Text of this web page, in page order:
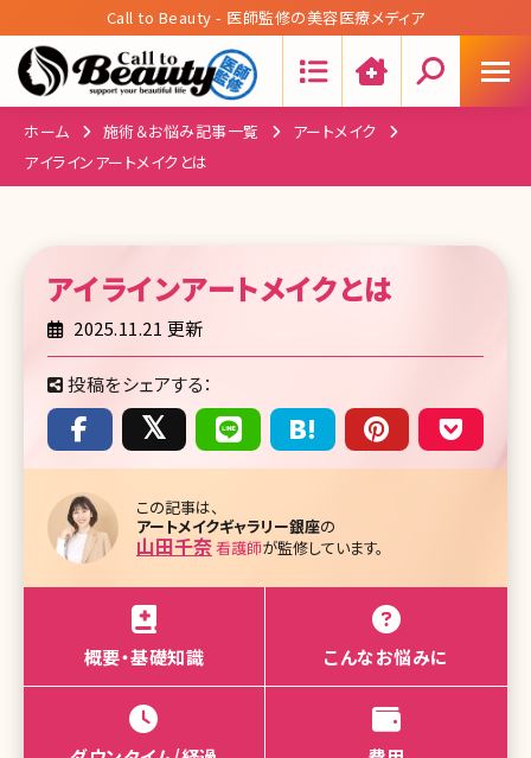
Call to Beauty - 医師監修の美容医療メディア
ホーム 施術＆お悩み記事一覧
アートメイク
アイラインアートメイクとは
アイラインアートメイクとは
2025.11.21 更新
投稿をシェアする：
この記事は、
アートメイクギャラリー銀座の
山田千奈看護師が監修しています。
概要・基礎知識 こんなお悩みに